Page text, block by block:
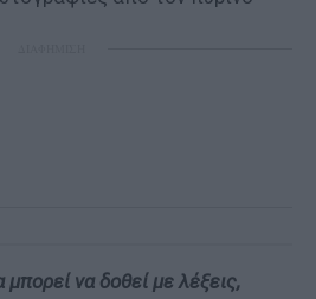
να δοθεί με λέξεις,